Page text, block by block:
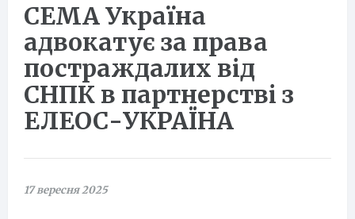
СЕМА Україна
адвокатує за права
постраждалих від
СНПК в партнерстві з
ЕЛЕОС-УКРАЇНА
17 вересня 2025